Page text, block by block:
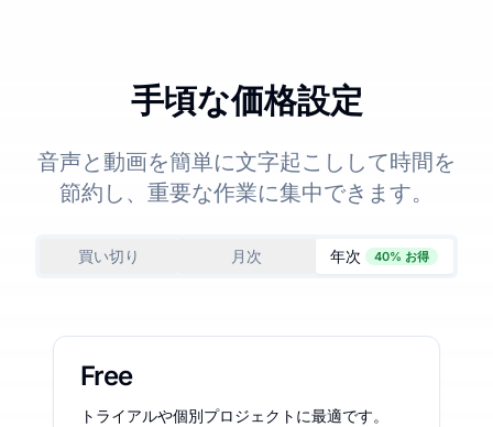
手頃な価格設定
音声と動画を簡単に文字起こしして時間を
節約し、重要な作業に集中できます。
買い切り 月次 年次 40% お得
Free
トライアルや個別プロジェクトに最適です。